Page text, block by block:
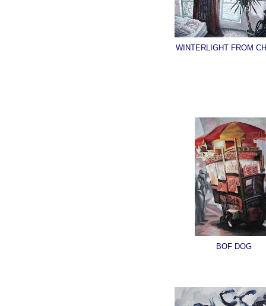
WINTERLIGHT FROM
BOF DOG